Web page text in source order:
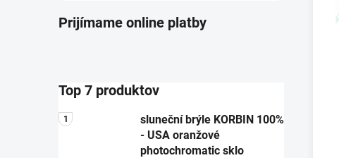
Prijímame online platby
Top 7 produktov
sluneční brýle KORBIN 100%
- USA oranžové
photochromatic sklo